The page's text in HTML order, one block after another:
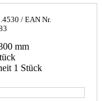
/ EAN Nr.
mm
1 Stück